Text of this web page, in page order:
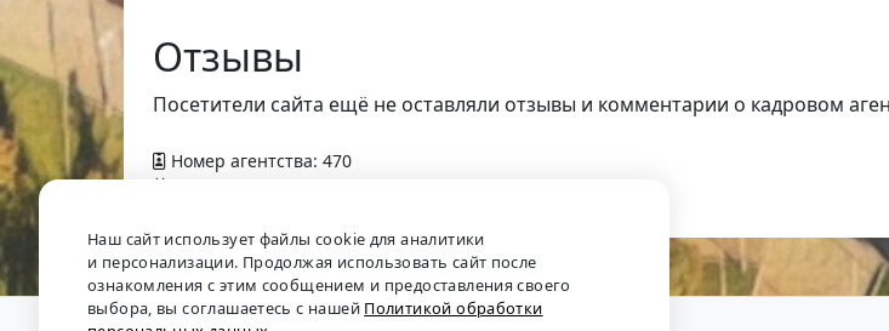
Отзывы
Посетители сайта ещё не оставляли отзывы и комментарии о кадровом
Номер агентства: 470
Наш сайт использует файлы cookie для аналитики
и персонализации. Продолжая использовать сайт после
ознакомления с этим сообщением и предоставления своего
выбора, вы соглашаетесь с нашей Политикой обработки